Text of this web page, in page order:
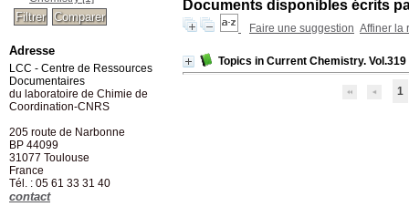
Documents disponibles écrits
Faire une suggestion Affiner la
Topics in Current Chemistry.
1
Adresse
LCC - Centre de Ressources
Documentaires
du laboratoire de Chimie de
Coordination-CNRS
205 route de Narbonne
BP 44099
31077 Toulouse
France
Tél. : 05 61 33 31 40
contact